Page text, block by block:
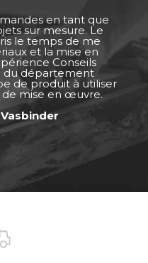
en tant que
sur mesure. Le
le temps de me
et la mise en
Conseils
du département
de produit à utiliser
de mise en œuvre.